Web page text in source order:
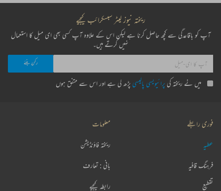
ریختہ نیوز لیٹر سبسکرائب کیجیے
آپ کو باقاعدگی سے کچھ حاصل کرنا ہے لیکن اس کے علاوہ آپ کسی بھی ای میل کا استعمال
نہیں کرتے ہیں۔
میں نے ریختہ کی پرائیویسی پالیسی پڑھ لی ہے اور اس سے متفق ہوں
فوری رابطے
عطیہ
فرہنگ قافیہ
تقطیع
معلومات
ریختہ فاؤنڈیشن
بانی : تعارف
رابطہ کیجیے